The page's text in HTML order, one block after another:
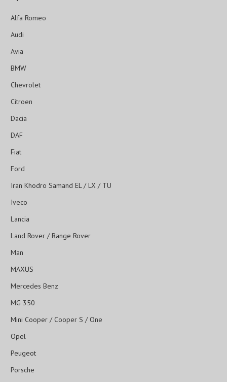
Alfa Romeo
Audi
Avia
BMW
Chevrolet
Citroen
Dacia
DAF
Fiat
Ford
Iran Khodro Samand EL / LX / TU
Iveco
Lancia
Land Rover / Range Rover
Man
MAXUS
Mercedes Benz
MG 350
Mini Cooper / Cooper S / One
Opel
Peugeot
Porsche